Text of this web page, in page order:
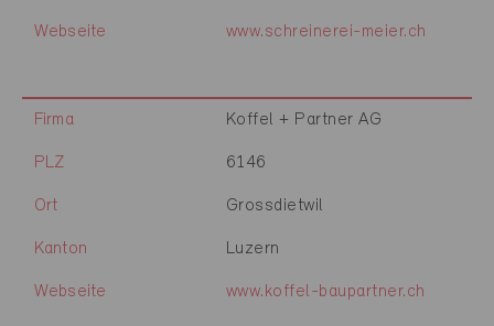
Webseite www.schreinerei-meier.ch
Firma Koffel + Partner AG
PLZ 6146
Ort Grossdietwil
Kanton Luzern
Webseite www.koffel-baupartner.ch